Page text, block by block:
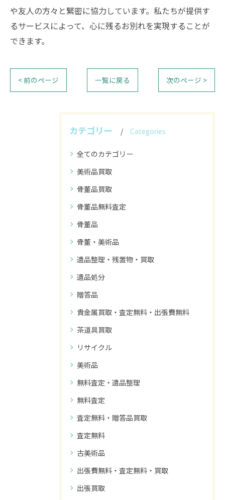
や友人の方々と緊密に協力しています。私たちが提供す
るサービスによって、心に残るお別れを実現することが
できます。
< 前のページ 一覧に戻る 次のページ >
カテゴリー Categories
全てのカテゴリー
美術品買取
骨董品買取
骨董品無料査定
骨董品
骨董・美術品
遺品整理・残置物・買取
遺品処分
贈答品
貴金属買取・査定無料・出張費無料
茶道具買取
リサイクル
美術品
無料査定・遺品整理
無料査定
査定無料・贈答品買取
査定無料
古美術品
出張費無料・査定無料・買取
出張買取